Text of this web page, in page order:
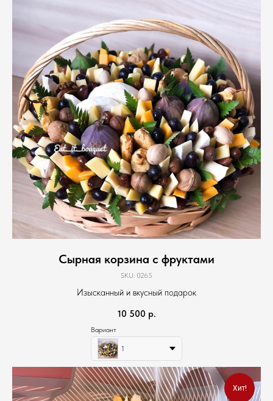
Сырная корзина с фруктами
SKU: 0265
Изысканный и вкусный подарок
10 500 р.
Вариант
1
Хит!